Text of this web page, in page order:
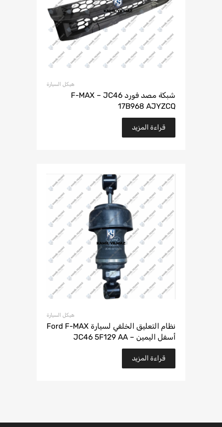
هيكل السيارة
شبكة مصد فورد F-MAX – JC46
17B968 AJYZCQ
قراءة المزيد
هيكل السيارة
نظام التعليق الخلفي لسيارة Ford F-MAX
أسفل اليمين – JC46 5F129 AA
قراءة المزيد